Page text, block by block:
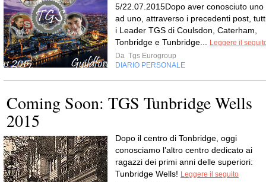
5/22.07.2015Dopo aver conosciuto uno
ad uno, attraverso i precedenti post,
i Leader TGS di Coulsdon, Caterham,
Tonbridge e Tunbridge...
Leggere il
Da Tgs Eurogroup
DIARIO PERSONALE
Coming Soon: TGS Tunbridge Wells
2015
Dopo il centro di Tonbridge, oggi
conosciamo l’altro centro dedicato ai
ragazzi dei primi anni delle superiori:
Tunbridge Wells! Leggere il seguito